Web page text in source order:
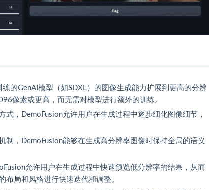
练的GenAI模型（如SDXL）的图像生成能力扩展到更高的分辨
像素或更高，而无需对模型进行额外的训练。
式，DemoFusion允许用户在生成过程中逐步细化图像细节，
制，DemoFusion能够在生成高分辨率图像时保持全局的语义
允许用户在生成过程中快速预览低分辨率的结果，从而
布局和风格进行快速迭代和调整。